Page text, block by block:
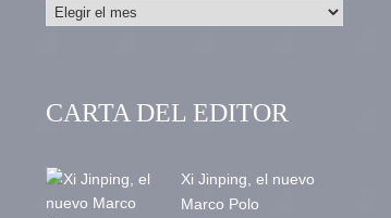
CARTA DEL EDITOR
Xi Jinping, el nuevo
Marco Polo